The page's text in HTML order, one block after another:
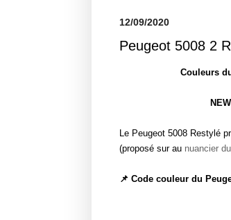
12/09/2020
Peugeot 5008 2
Couleurs
Le Peugeot 5008 Restylé
(proposé sur au nuancier
📌 Code couleur du